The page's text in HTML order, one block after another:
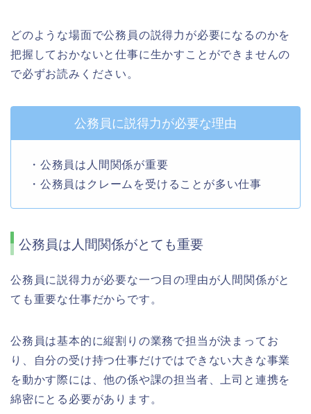
どのような場面で公務員の説得力が必要になるのかを
把握しておかないと仕事に生かすことができませんの
で必ずお読みください。
公務員に説得力が必要な理由
・公務員は人間関係が重要
・公務員はクレームを受けることが多い仕事
公務員は人間関係がとても重要
公務員に説得力が必要な一つ目の理由が人間関係がと
ても重要な仕事だからです。
公務員は基本的に縦割りの業務で担当が決まってお
り、自分の受け持つ仕事だけではできない大きな事業
を動かす際には、他の係や課の担当者、上司と連携を
綿密にとる必要があります。